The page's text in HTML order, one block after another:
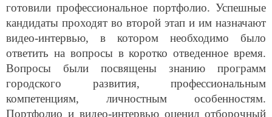
готовили профессиональное портфолио. Успешные
кандидаты проходят во второй этап и им назначают
видео-интервью, в котором необходимо было
ответить на вопросы в коротко отведенное время.
Вопросы были посвящены знанию программ
городского развития, профессиональным
компетенциям, личностным особенностям.
Портфолио и видео-интервью оценил отборочный